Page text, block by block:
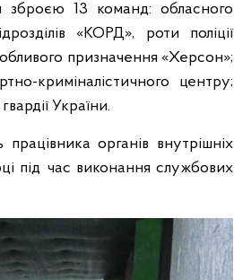
зброєю 13 команд: обласного
«КОРД», роти поліції
призначення «Херсон»;
криміналістичного центру;
України.
органів внутрішніх
під час виконання службових